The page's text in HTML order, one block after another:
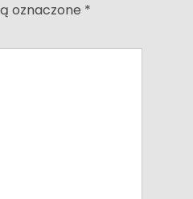
oznaczone *